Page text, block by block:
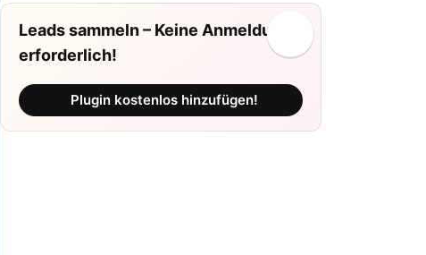
Leads sammeln – Keine Anmeldung
erforderlich!
Plugin kostenlos hinzufügen!